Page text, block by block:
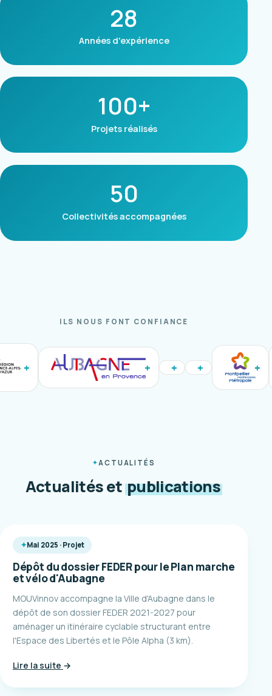
28
Années d'expérience
100+
Projets réalisés
50
Collectivités accompagnées
ILS NOUS FONT CONFIANCE
ACTUALITÉS
Actualités et publications
Mai 2025 · Projet
Dépôt du dossier FEDER pour le Plan marche
et vélo d'Aubagne
MOUVinnov accompagne la Ville d'Aubagne dans le
dépôt de son dossier FEDER 2021-2027 pour
aménager un itinéraire cyclable structurant entre
l'Espace des Libertés et le Pôle Alpha (3 km).
Lire la suite →